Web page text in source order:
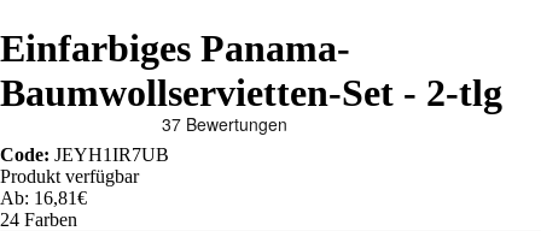
Einfarbiges Panama-
Baumwollservietten-Set - 2-tlg
Code: JEYH1IR7UB
Produkt verfügbar
Ab: 16,81€
24 Farben